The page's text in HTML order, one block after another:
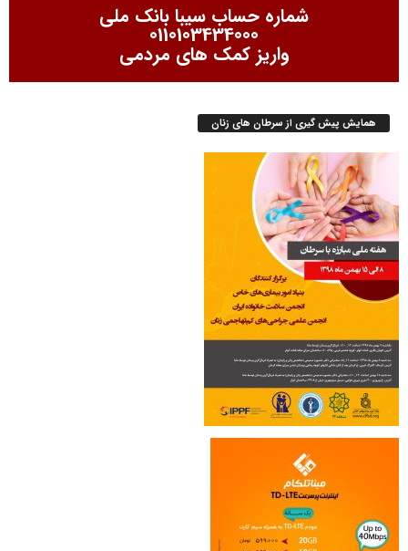
شماره حساب سیبا بانک ملی
0110103434000
واریز کمک های مردمی
همایش پیش گیری از سرطان های زنان